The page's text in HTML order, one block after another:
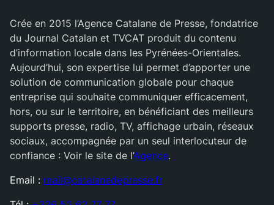
Crée en 2015 l’Agence Catalane de Presse, fondatrice
du Journal Catalan et TVCAT produit du contenu
d’information locale dans les Pyrénées-Orientales.
Aujourd’hui, son expertise lui permet d’apporter une
solution de communication globale pour chaque
entreprise qui souhaite communiquer efficacement,
hors, ou sur le territoire, en bénéficiant des meilleurs
supports presse, radio, TV, affichage urbain, réseaux
sociaux, accompagnée par un seul interlocuteur de
confiance : Voir le site de l’Agence.
Email : mail@catalanedepresse.fr